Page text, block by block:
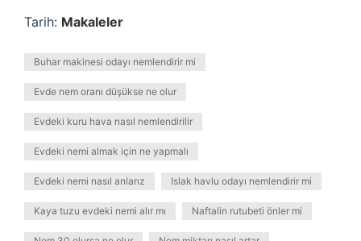
Tarih: Makaleler
Buhar makinesi odayı nemlendirir mi
Evde nem oranı düşükse ne olur
Evdeki kuru hava nasıl nemlendirilir
Evdeki nemi almak için ne yapmalı
Evdeki nemi nasıl anlarız Islak havlu odayı nemlendirir mi
Kaya tuzu evdeki nemi alır mı Naftalin rutubeti önler mi